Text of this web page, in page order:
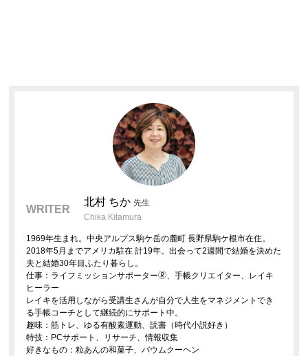
WRITER
北村 ちか 先生
Chika Kitamura
1969年生まれ。中央アルプス駒ケ岳の麓町 長野県駒ケ根市在住。
2018年5月までアメリカ駐在 計19年。出会って2週間で結婚を決めた
夫と結婚30年目ふたり暮らし。
仕事：ライフミッションサポーター🄬、手帳クリエイター、レイキ
ヒーラー
レイキを活用しながら受講生さんが自分で人生をマネジメントでき
る手帳コーチとして継続的にサポート中。
趣味：筋トレ、ゆる有酸素運動、読書（時代小説好き）
特技：PCサポート、リサーチ、情報収集
好きなもの：粒あんの和菓子、バウムクーヘン